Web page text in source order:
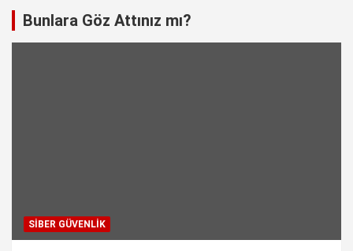
Bunlara Göz Attınız mı?
SIBER GÜVENLIK